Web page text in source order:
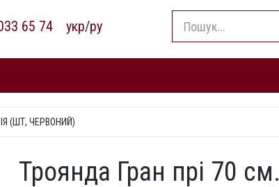
65 74 укр/ру
(ШТ, ЧЕРВОНИЙ)
Троянда Гран прі 70 см.